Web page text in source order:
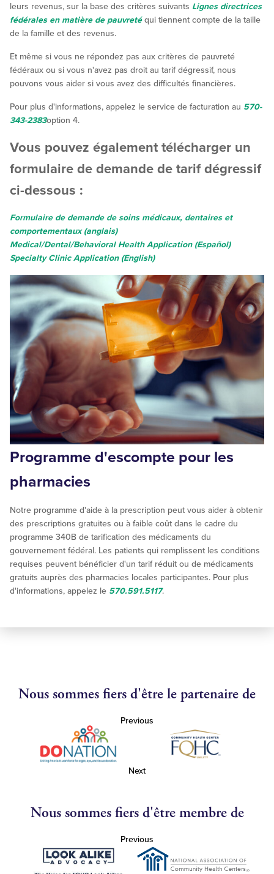
leurs revenus, sur la base des critères suivants Lignes directrices
fédérales en matière de pauvretéqui tiennent compte de la taille
de la famille et des revenus.
Et même si vous ne répondez pas aux critères de pauvreté
fédéraux ou si vous n'avez pas droit au tarif dégressif, nous
pouvons vous aider si vous avez des difficultés financières.
Pour plus d'informations, appelez le service de facturation au 570-
343-2383option 4.
Vous pouvez également télécharger un
formulaire de demande de tarif dégressif
ci-dessous :
Formulaire de demande de soins médicaux, dentaires et
comportementaux (anglais)
Medical/Dental/Behavioral Health Application (Español)
Specialty Clinic Application (English)
Programme d'escompte pour les
pharmacies
Notre programme d'aide à la prescription peut vous aider à obtenir
des prescriptions gratuites ou à faible coût dans le cadre du
programme 340B de tarification des médicaments du
gouvernement fédéral. Les patients qui remplissent les conditions
requises peuvent bénéficier d'un tarif réduit ou de médicaments
gratuits auprès des pharmacies locales participantes. Pour plus
d'informations, appelez le 570.591.5117.
Nous sommes fiers d'être le partenaire de
Previous
Next
Nous sommes fiers d'être membre de
Previous